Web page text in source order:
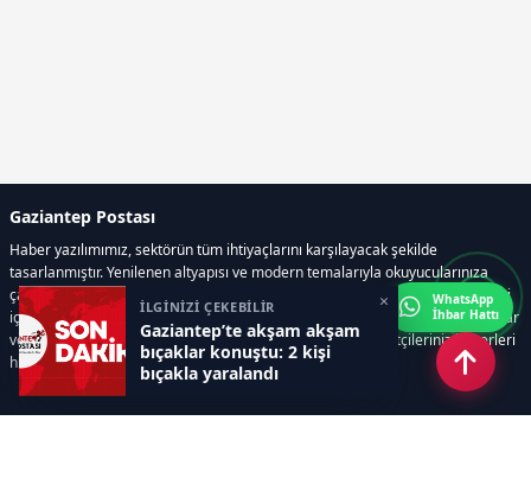
İLGİNİZİ ÇEKEBİLİR
Gaziantep’te akşam akşam
bıçaklar konuştu: 2 kişi
bıçakla yaralandı
×
Gaziantep Postası
Haber yazılımımız, sektörün tüm ihtiyaçlarını karşılayacak şekilde
tasarlanmıştır. Yenilenen altyapısı ve modern temalarıyla okuyucularınıza
çağdaş bir deneyim sunar. Sistemimiz, haber sitesinde gerekli tüm modülleri
içerir. Siz içerik üretmeye odaklanırken, yazılımımız zamandan tasarruf sağlar
ve süreçlerinizi kolaylaştırır. Etkili arayüzü sayesinde ziyaretçileriniz haberleri
hızlı ve keyifle takip edebilir.
WhatsApp
İhbar Hattı